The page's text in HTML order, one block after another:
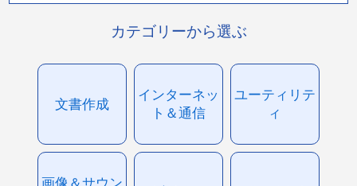
カテゴリーから選ぶ
文書作成
インターネッ
ト＆通信
ユーティリテ
ィ
画像＆サウン